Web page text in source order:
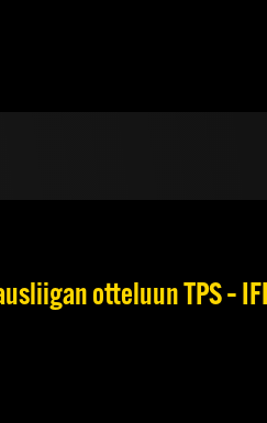
otteluun TPS –